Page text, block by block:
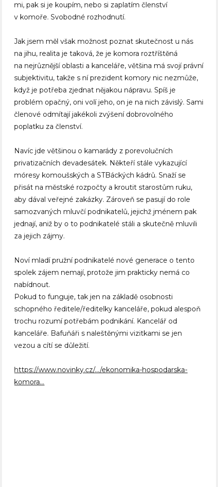
mi, pak si je koupím, nebo si zaplatím členství
v komoře. Svobodné rozhodnutí.
Jak jsem měl však možnost poznat skutečnost u nás
na jihu, realita je taková, že je komora roztříštěná
na nejrůznější oblasti a kanceláře, většina má svojí právní
subjektivitu, takže s ní prezident komory nic nezmůže,
když je potřeba zjednat nějakou nápravu. Spíš je
problém opačný, oni volí jeho, on je na nich závislý. Sami
členové odmítají jakékoli zvýšení dobrovolného
poplatku za členství.
Navíc jde většinou o kamarády z porevolučních
privatizačních devadesátek. Někteří stále vykazující
móresy komoušských a STBáckých kádrů. Snaží se
přisát na městské rozpočty a kroutit starostům ruku,
aby dával veřejné zakázky. Zároveň se pasují do role
samozvaných mluvčí podnikatelů, jejichž jménem pak
jednají, aniž by o to podnikatelé stáli a skutečně mluvili
za jejich zájmy.
Noví mladí pružní podnikatelé nové generace o tento
spolek zájem nemají, protože jim prakticky nemá co
nabídnout.
Pokud to funguje, tak jen na základě osobnosti
schopného ředitele/ředitelky kanceláře, pokud alespoň
trochu rozumí potřebám podnikání. Kancelář od
kanceláře. Bafuňáři s naleštěnými vizitkami se jen
vezou a cítí se důležití.
https://www.novinky.cz/…/ekonomika-hospodarska-
komora…